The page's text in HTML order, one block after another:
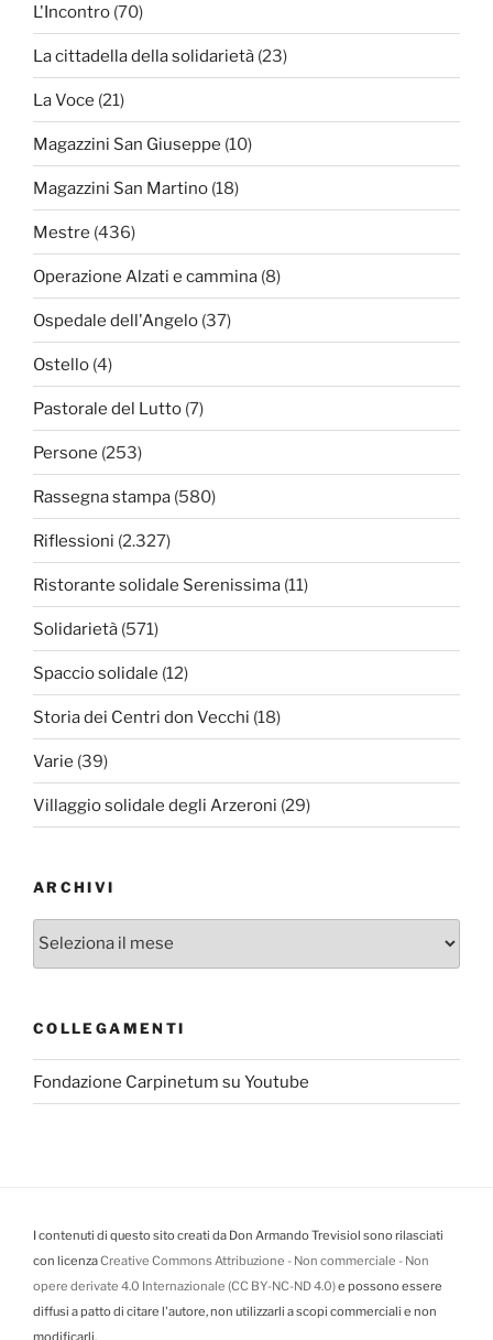
L'Incontro (70)
La cittadella della solidarietà (23)
La Voce (21)
Magazzini San Giuseppe (10)
Magazzini San Martino (18)
Mestre (436)
Operazione Alzati e cammina (8)
Ospedale dell'Angelo (37)
Ostello (4)
Pastorale del Lutto (7)
Persone (253)
Rassegna stampa (580)
Riflessioni (2.327)
Ristorante solidale Serenissima (11)
Solidarietà (571)
Spaccio solidale (12)
Storia dei Centri don Vecchi (18)
Varie (39)
Villaggio solidale degli Arzeroni (29)
ARCHIVI
Archivi
COLLEGAMENTI
Fondazione Carpinetum su Youtube
I contenuti di questo sito creati da Don Armando Trevisiol sono rilasciati
con licenzaCreative Commons Attribuzione - Non commerciale - Non
opere derivate 4.0 Internazionale (CC BY-NC-ND 4.0)e possono essere
diffusi a patto di citare l'autore, non utilizzarli a scopi commerciali e non